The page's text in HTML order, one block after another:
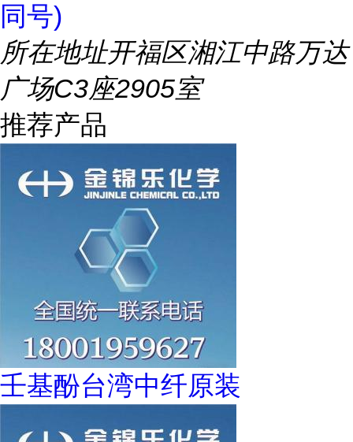
同号)
所在地址开福区湘江中路万达
广场C3座2905室
推荐产品
壬基酚台湾中纤原装